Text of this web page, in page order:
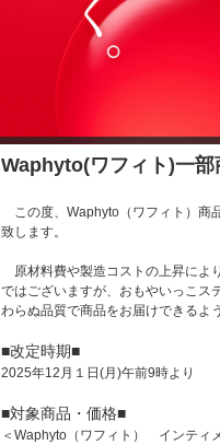
Waphyto(ワフィト)一
この度、Waphyto（ワフィト）商
致します。
原材料費や製造コストの上昇によ
ではございますが、おもやいっこス
わらぬ品質で商品をお届けできるよ
■改定時期■
2025年12月１日(月)午前9時より
■対象商品・価格■
＜Waphyto（ワフィト） インティ